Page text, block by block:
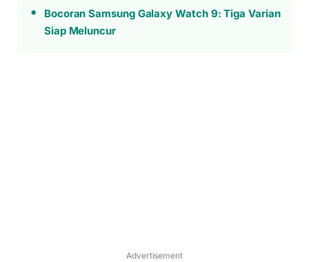
Bocoran Samsung Galaxy Watch 9: Tiga Varian
Siap Meluncur
Advertisement